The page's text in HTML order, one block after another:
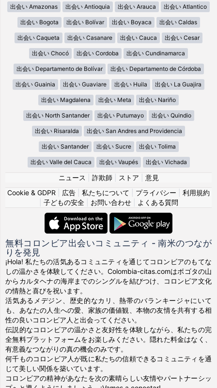
出会い Amazonas 出会い Antioquia 出会い Arauca 出会い Atlantico
出会い Bogota 出会い Bolívar 出会い Boyaca 出会い Caldas
出会い Caqueta 出会い Casanare 出会い Cauca 出会い Cesar
出会い Chocó 出会い Cordoba 出会い Cundinamarca
出会い Departamento de Bolívar 出会い Departamento de Córdoba
出会い Guainia 出会い Guaviare 出会い Huila 出会い La Guajira
出会い Magdalena 出会い Meta 出会い Nariño
出会い North Santander 出会い Putumayo 出会い Quindio
出会い Risaralda 出会い San Andres and Providencia
出会い Santander 出会い Sucre 出会い Tolima
出会い Valle del Cauca 出会い Vaupés 出会い Vichada
ニュース 詐欺師 ストア
意見
Cookie & GDPR
広告 私たちについて プライバシー
利用規約
子どもの安全| お問い合わせ| よくある質問
無料コロンビア出会いコミュニティ - 南米のつなが
りを発見
¡Hola! 私たちの活気あるコミュニティを通じてコロンビアのもてな
しの温かさを体験してください。Colombia-citas.comはボゴタの山
からカルタヘナの海岸までのシングルを結びつけ、コロンビア文化
の情熱と喜びを祝います。
活気あるメデジン、歴史的なカリ、熱帯のバランキージャにいて
も、あなたの人生への愛、家族の価値観、本物の友情を共有する相
性の良いコロンビア人と出会ってください。
伝説的なコロンビアの温かさと友好性を体験しながら、私たちの完
全無料プラットフォームをお楽しみください。隠れた料金はなく、
有意義なつながりの真の機会のみです。
何千ものコロンビア人が既に私たちの信頼できるコミュニティを通
じて美しい関係を築いています。
コロンビアの精神があなたを次の素晴らしい友情やパートナーシッ